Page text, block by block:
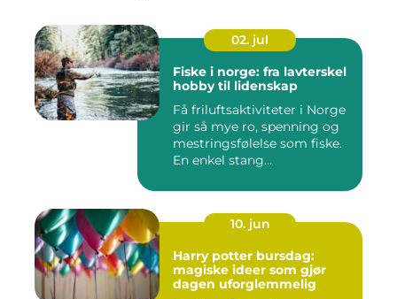
02. jul
Fiske i norge: fra lavterskel
hobby til lidenskap
Få friluftsaktiviteter i Norge
gir så mye ro, spenning og
mestringsfølelse som fiske.
En enkel stang...
10. jun
Harry potter bursdag:
magiske ideer som gjør
dagen uforglemmelig